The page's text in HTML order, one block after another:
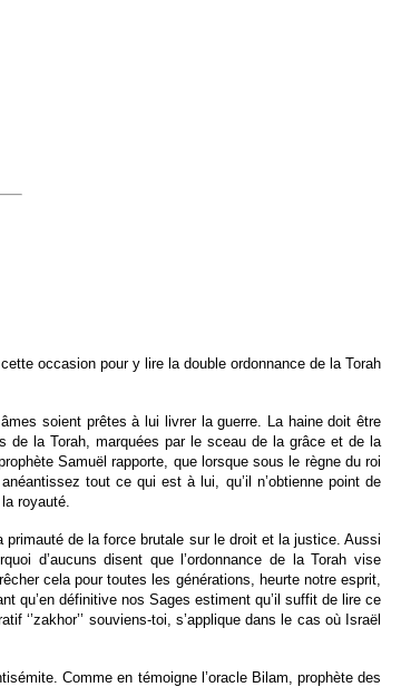
occasion pour y lire la double ordonnance de la Torah
soient prêtes à lui livrer la guerre. La haine doit être
de la Torah, marquées par le sceau de la grâce et de la
Samuël rapporte, que lorsque sous le règne du roi
tout ce qui est à lui, qu’il n’obtienne point de
royauté.
primauté de la force brutale sur le droit et la justice. Aussi
d’aucuns disent que l’ordonnance de la Torah vise
cela pour toutes les générations, heurte notre esprit,
qu’en définitive nos Sages estiment qu’il suffit de lire ce
‘’zakhor’’ souviens-toi, s’applique dans le cas où Israël
Comme en témoigne l’oracle Bilam, prophète des